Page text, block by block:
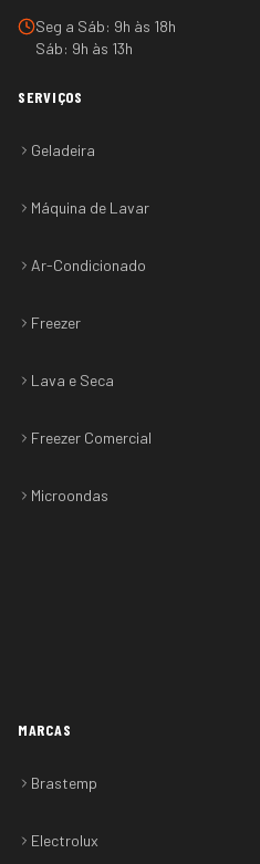
Seg a Sáb: 9h às 18h
Sáb: 9h às 13h
SERVIÇOS
Geladeira
Máquina de Lavar
Ar-Condicionado
Freezer
Lava e Seca
Freezer Comercial
Microondas
MARCAS
Brastemp
Electrolux